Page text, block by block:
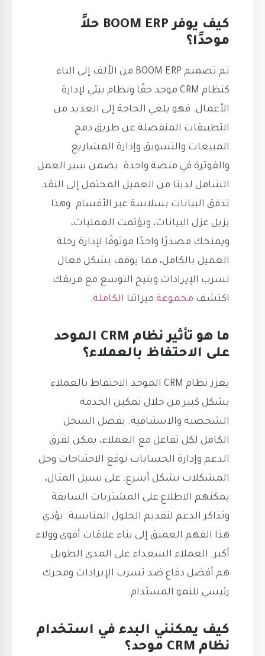
كيف يوفر BOOM ERP حلاً
موحدًا؟
تم تصميم BOOM ERP من الألف إلى الياء
كنظام CRM موحد حقًا ونظام بيئي لإدارة
الأعمال. فهو يلغي الحاجة إلى العديد من
التطبيقات المنفصلة عن طريق دمج
المبيعات والتسويق وإدارة المشاريع
والفوترة في منصة واحدة. يضمن سير العمل
الشامل لدينا من العميل المحتمل إلى النقد
تدفق البيانات بسلاسة عبر الأقسام. وهذا
يزيل عزل البيانات، ويؤتمت العمليات،
ويمنحك مصدرًا واحدًا موثوقًا لإدارة رحلة
العميل بالكامل، مما يوقف بشكل فعال
تسرب الإيرادات ويتيح التوسع مع فريقك.
اكتشف مجموعة ميزاتنا الكاملة.
ما هو تأثير نظام CRM الموحد
على الاحتفاظ بالعملاء؟
يعزز نظام CRM الموحد الاحتفاظ بالعملاء
بشكل كبير من خلال تمكين الخدمة
الشخصية والاستباقية. بفضل السجل
الكامل لكل تفاعل مع العملاء، يمكن لفرق
الدعم وإدارة الحسابات توقع الاحتياجات وحل
المشكلات بشكل أسرع. على سبيل المثال،
يمكنهم الاطلاع على المشتريات السابقة
وتذاكر الدعم لتقديم الحلول المناسبة. يؤدي
هذا الفهم العميق إلى بناء علاقات أقوى وولاء
أكبر. العملاء السعداء على المدى الطويل
هم أفضل دفاع ضد تسرب الإيرادات ومحرك
رئيسي للنمو المستدام.
كيف يمكنني البدء في استخدام
نظام CRM موحد؟